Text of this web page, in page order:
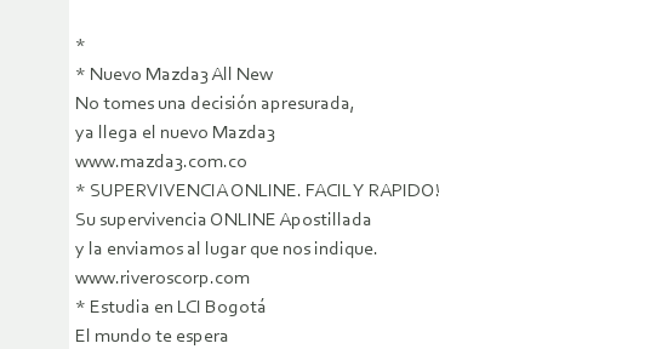
*
* Nuevo Mazda3 All New
No tomes una decisión apresurada,
ya llega el nuevo Mazda3
www.mazda3.com.co
* SUPERVIVENCIA ONLINE. FACIL Y RAPIDO!
Su supervivencia ONLINE Apostillada
y la enviamos al lugar que nos indique.
www.riveroscorp.com
* Estudia en LCI Bogotá
El mundo te espera